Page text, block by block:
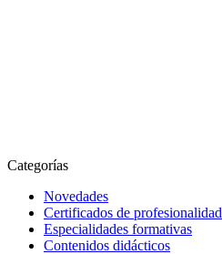
Categorías
Novedades
Certificados de profesionalidad
Especialidades formativas
Contenidos didácticos